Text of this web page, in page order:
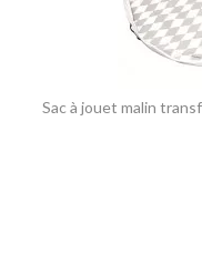
Sac à jouet malin